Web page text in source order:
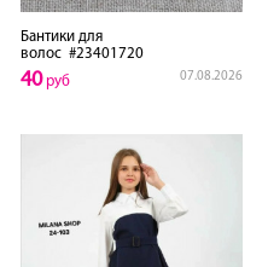
Бантики для
волос #23401720
07.08.2026
40руб